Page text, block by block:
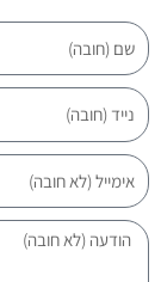
שם
נייד
אימייל
הודעה